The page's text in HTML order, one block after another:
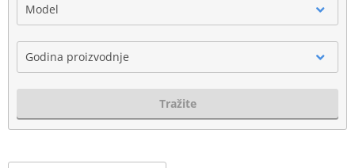
Model
Godina proizvodnje
Tražite